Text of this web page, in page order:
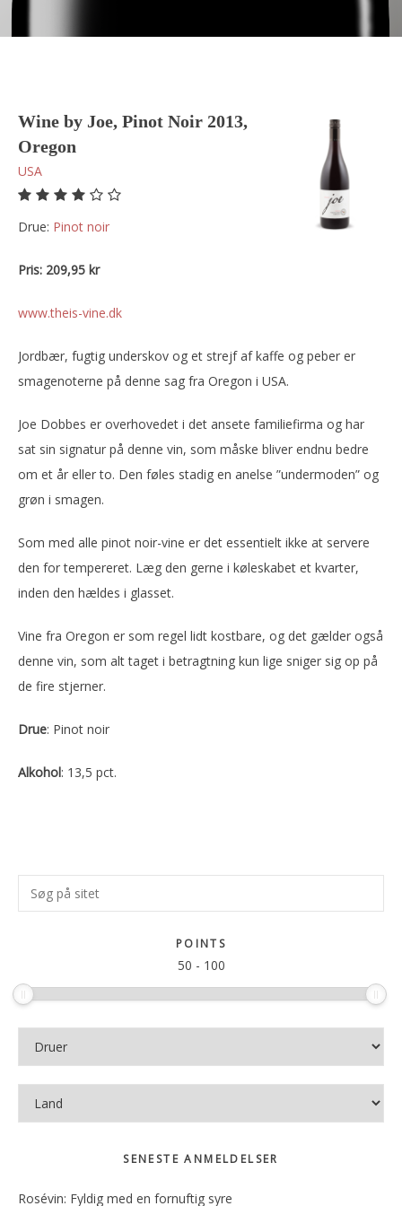
Wine by Joe, Pinot Noir 2013,
Oregon
USA
Drue: pinot noir
Pris: 209,95 kr
www.theis-vine.dk
Jordbær, fugtig underskov og et strejf af kaffe og peber er
smagenoterne på denne sag fra Oregon i USA.
Joe Dobbes er overhovedet i det ansete familiefirma og har
sat sin signatur på denne vin, som måske bliver endnu bedre
om et år eller to. Den føles stadig en anelse ”undermoden” og
grøn i smagen.
Som med alle pinot noir-vine er det essentielt ikke at servere
den for tempereret. Læg den gerne i køleskabet et kvarter,
inden den hældes i glasset.
Vine fra Oregon er som regel lidt kostbare, og det gælder også
denne vin, som alt taget i betragtning kun lige sniger sig op på
de fire stjerner.
Drue: Pinot noir
Alkohol: 13,5 pct.
Primær
Sidebar
Søg
på
POINTS
50 - 100
SENESTE ANMELDELSER
Rosévin: Fyldig med en fornuftig syre